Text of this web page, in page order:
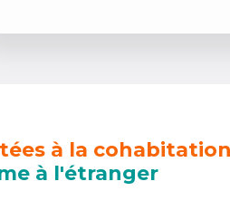
à la cohabitation
à l'étranger